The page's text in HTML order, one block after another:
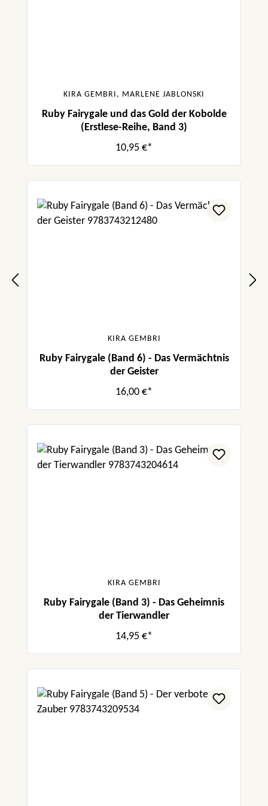
KIRA GEMBRI, MARLENE JABLONSKI
Ruby Fairygale und das Gold der Kobolde
(Erstlese-Reihe, Band 3)
10,95 €*
KIRA GEMBRI
Ruby Fairygale (Band 6) - Das Vermächtnis
der Geister
16,00 €*
KIRA GEMBRI
Ruby Fairygale (Band 3) - Das Geheimnis
der Tierwandler
14,95 €*